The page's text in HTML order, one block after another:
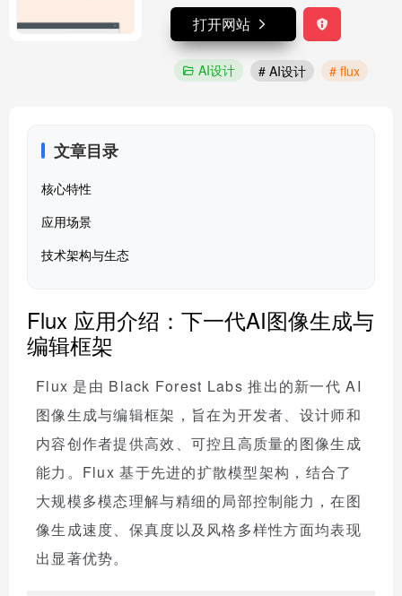
打开网站
AI设计 # AI设计 # flux
文章目录
核心特性
应用场景
技术架构与生态
Flux 应用介绍：下一代AI图像生成与
编辑框架
Flux 是由 Black Forest Labs 推出的新一代 AI
图像生成与编辑框架，旨在为开发者、设计师和
内容创作者提供高效、可控且高质量的图像生成
能力。Flux 基于先进的扩散模型架构，结合了
大规模多模态理解与精细的局部控制能力，在图
像生成速度、保真度以及风格多样性方面均表现
出显著优势。